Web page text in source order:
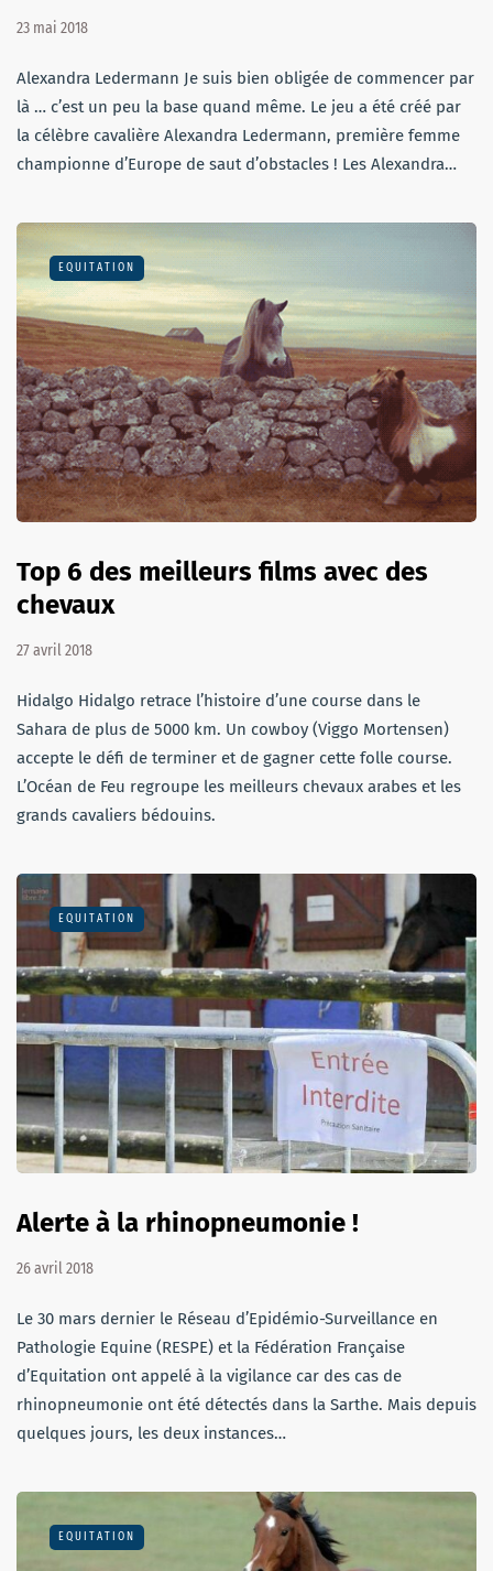
23 mai 2018
Alexandra Ledermann Je suis bien obligée de commencer par
là … c’est un peu la base quand même. Le jeu a été créé par
la célèbre cavalière Alexandra Ledermann, première femme
championne d’Europe de saut d’obstacles ! Les Alexandra…
EQUITATION
Top 6 des meilleurs films avec des
chevaux
27 avril 2018
Hidalgo Hidalgo retrace l’histoire d’une course dans le
Sahara de plus de 5000 km. Un cowboy (Viggo Mortensen)
accepte le défi de terminer et de gagner cette folle course.
L’Océan de Feu regroupe les meilleurs chevaux arabes et les
grands cavaliers bédouins.
EQUITATION
Alerte à la rhinopneumonie !
26 avril 2018
Le 30 mars dernier le Réseau d’Epidémio-Surveillance en
Pathologie Equine (RESPE) et la Fédération Française
d’Equitation ont appelé à la vigilance car des cas de
rhinopneumonie ont été détectés dans la Sarthe. Mais depuis
quelques jours, les deux instances…
EQUITATION